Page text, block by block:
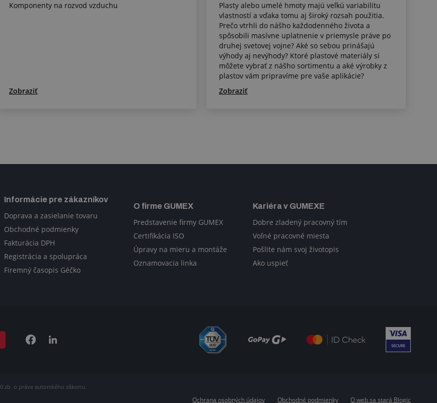
Komponenty na rozvod vzduchu
Zobraziť
Plasty alebo umelé hmoty majú veľkú variabilitu
vlastností a vďaka tomu aj široký rozsah použitia.
Prečo vtrhli do nášho každodenného života a
spôsobili masívne uplatnenie v priemysle práve po
druhej svetovej vojne? Aké so sebou prinášajú
výhody aj nevýhody? Ktoré plastové materiály si
môžete vybrať z nášho sortimentu a aké výrobky z
plastov vám pripravíme pre vaše aplikácie?
Zobraziť
Informácie pre zákazníkov
Doprava a zasielanie tovaru
Obchodné podmienky
Fakturácia DPH
Registrácia a spolupráca
Firemný časopis Géčko
O firme GUMEX
Predstavenie firmy GUMEX
Certifikácia ISO
Úpravy na mieru a montáže
Oznamovacia linka
Kariéra v GUMEXE
Dobre zladený pracovný tím
Voľné pracovné miesta
Pošlite nám svoj životopis
Ako uspieť
zb. o práve autorského zákonu.
Ochrana osobných údajov Obchodné podmienky O web sa stará Blogic